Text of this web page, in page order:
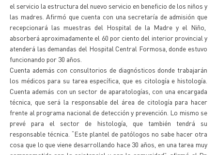
el servicio la estructura del nuevo servicio en beneficio de los niños y
las madres. Afirmó que cuenta con una secretaría de admisión que
recepcionará las muestras del Hospital de la Madre y el Niño,
absorberá aproximadamente el 60 por ciento del interior provincial y
atenderá las demandas del Hospital Central Formosa, donde estuvo
funcionando por 30 años.
Cuenta además con consultorios de diagnósticos donde trabajarán
los médicos para su tarea específica, que es citología e histología.
Cuenta además con un sector de aparatologías, con una encargada
técnica, que será la responsable del área de citología para hacer
frente al programa nacional de detección y prevención. Lo mismo se
prevé para el sector de histología, que también tendrá su
responsable técnica. “Este plantel de patólogos no sabe hacer otra
cosa que lo que viene desarrollando hace 30 años, en una tarea muy